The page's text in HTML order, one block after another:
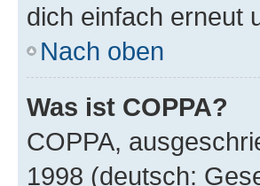
dich einfach erneut
Nach oben
Was ist COPPA?
COPPA,
1998 (deutsch: